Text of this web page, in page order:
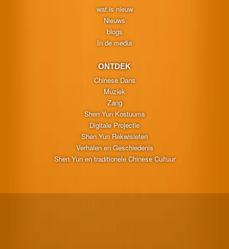
wat is nieuw
Nieuws
blogs
In de media
ONTDEK
Chinese Dans
Muziek
Zang
Shen Yun Kostuums
Digitale Projectie
Shen Yun Rekwisieten
Verhalen en Geschiedenis
Shen Yun en traditionele Chinese Cultuur